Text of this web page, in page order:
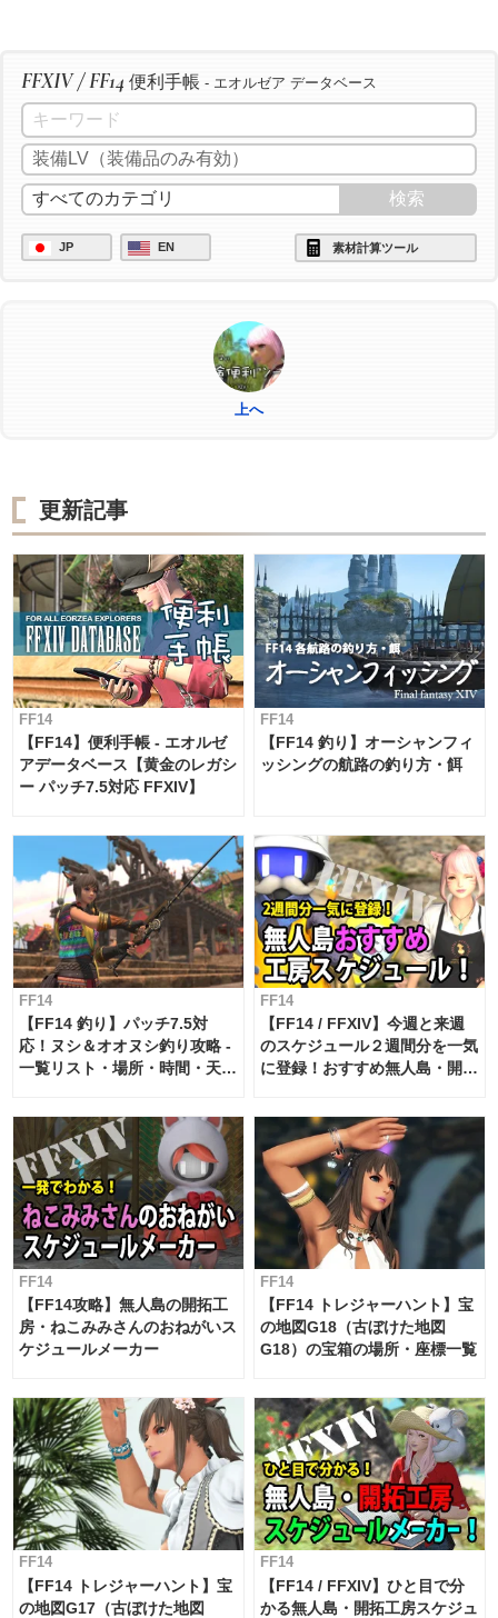
FFXIV / FF14 便利手帳 - エオルゼア データベース
JP EN 素材計算ツール
上へ
更新記事
FF14
【FF14】便利手帳 - エオルゼ
アデータベース【黄金のレガシ
ー パッチ7.5対応 FFXIV】
FF14
【FF14 釣り】オーシャンフィ
ッシングの航路の釣り方・餌
FF14
【FF14 釣り】パッチ7.5対
応！ヌシ＆オオヌシ釣り攻略 -
一覧リスト・場所・時間・天
FF14
【FF14 / FFXIV】今週と来週
のスケジュール２週間分を一気
に登録！おすすめ無人島・開拓
FF14
【FF14攻略】無人島の開拓工
房・ねこみみさんのおねがいス
ケジュールメーカー
FF14
【FF14 トレジャーハント】宝
の地図G18（古ぼけた地図
G18）の宝箱の場所・座標一覧
FF14
【FF14 トレジャーハント】宝
の地図G17（古ぼけた地図
FF14
【FF14 / FFXIV】ひと目で分
かる無人島・開拓工房スケジュ